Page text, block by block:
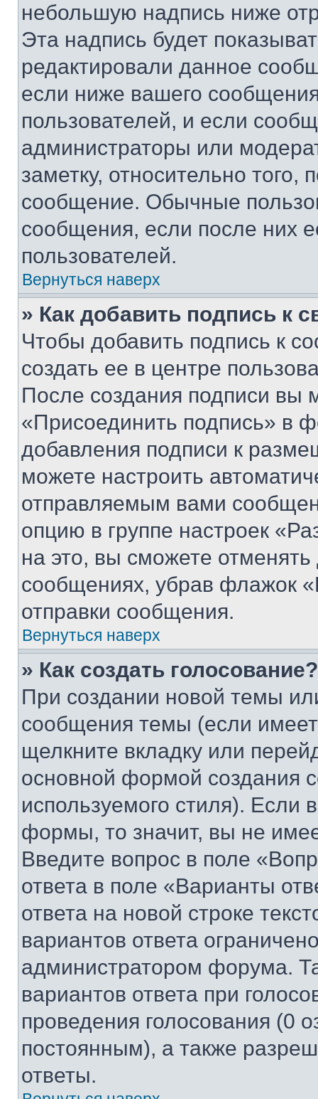
небольшую надпись ниже
Эта надпись будет
редактировали данное
если ниже вашего
пользователей, и если
администраторы или
заметку, относительно
сообщение. Обычные
сообщения, если после них
пользователей.
Вернуться наверх
» Как добавить подпись к
Чтобы добавить подпись к
создать ее в центре
После создания подписи вы
«Присоединить подпись» в
добавления подписи к
можете настроить
отправляемым вами
опцию в группе настроек
на это, вы сможете
сообщениях, убрав флажок
отправки сообщения.
Вернуться наверх
» Как создать голосование?
При создании новой темы
сообщения темы (если
щелкните вкладку или
основной формой создания
используемого стиля). Если
формы, то значит, вы не
Введите вопрос в поле
ответа в поле «Варианты
ответа на новой строке
вариантов ответа
администратором форума.
вариантов ответа при
проведения голосования (0
постоянным), а также
ответы.